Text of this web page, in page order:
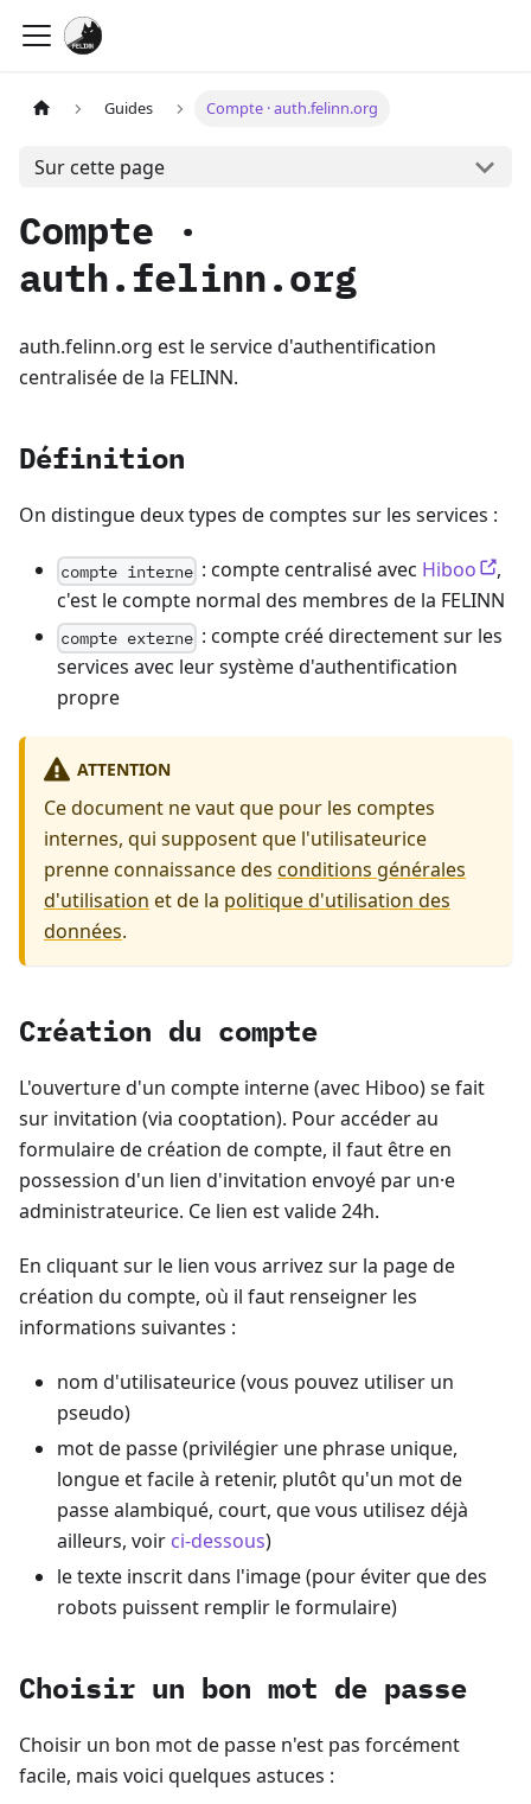
Guides Compte · auth.felinn.org
Sur cette page
Compte ·
auth.felinn.org
auth.felinn.org est le service d'authentification
centralisée de la FELINN.
Définition
On distingue deux types de comptes sur les services :
compte interne : compte centralisé avec Hiboo
,
c'est le compte normal des membres de la FELINN
compte externe : compte créé directement sur les
services avec leur système d'authentification
propre
ATTENTION
Ce document ne vaut que pour les comptes
internes, qui supposent que l'utilisateurice
prenne connaissance des conditions générales
d'utilisation et de la politique d'utilisation des
données.
Création du compte
L'ouverture d'un compte interne (avec Hiboo) se fait
sur invitation (via cooptation). Pour accéder au
formulaire de création de compte, il faut être en
possession d'un lien d'invitation envoyé par un·e
administrateurice. Ce lien est valide 24h.
En cliquant sur le lien vous arrivez sur la page de
création du compte, où il faut renseigner les
informations suivantes :
nom d'utilisateurice (vous pouvez utiliser un
pseudo)
mot de passe (privilégier une phrase unique,
longue et facile à retenir, plutôt qu'un mot de
passe alambiqué, court, que vous utilisez déjà
ailleurs, voir ci-dessous)
le texte inscrit dans l'image (pour éviter que des
robots puissent remplir le formulaire)
Choisir un bon mot de passe
Choisir un bon mot de passe n'est pas forcément
facile, mais voici quelques astuces :